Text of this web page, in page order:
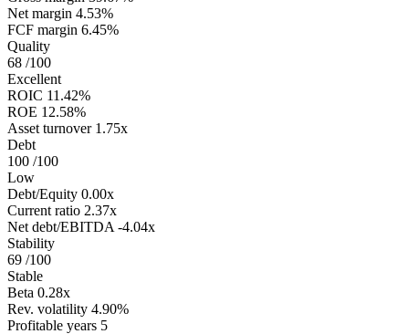
Net margin 4.53%
FCF margin 6.45%
Quality
68 /100
Excellent
ROIC 11.42%
ROE 12.58%
Asset turnover 1.75x
Debt
100 /100
Low
Debt/Equity 0.00x
Current ratio 2.37x
Net debt/EBITDA -4.04x
Stability
69 /100
Stable
Beta 0.28x
Rev. volatility 4.90%
Profitable years 5